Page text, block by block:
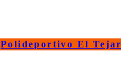
Polideportivo El Tejar